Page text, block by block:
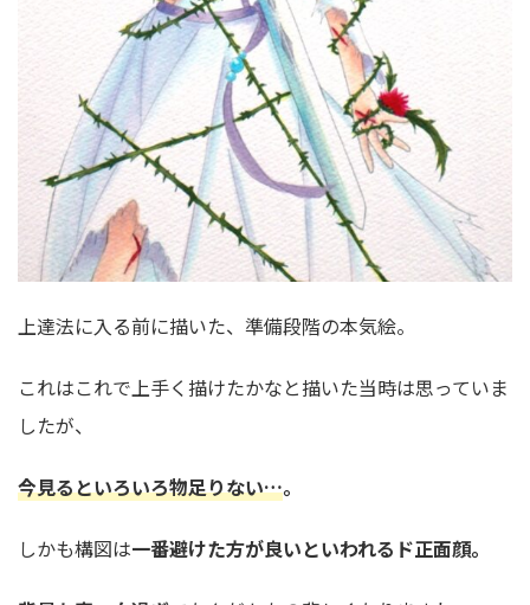
上達法に入る前に描いた、準備段階の本気絵。
これはこれで上手く描けたかなと描いた当時は思っていま
したが、
今見るといろいろ物足りない…。
しかも構図は一番避けた方が良いといわれるド正面顔。